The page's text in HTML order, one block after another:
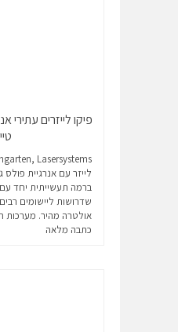
פיקו לייזרים עתירי
לייזר עם אנרגיית
ברמה תעשייתית יחד עם
שדרושות ליישומים
אולטרה מהיר. מערכות
כתבה מלאה